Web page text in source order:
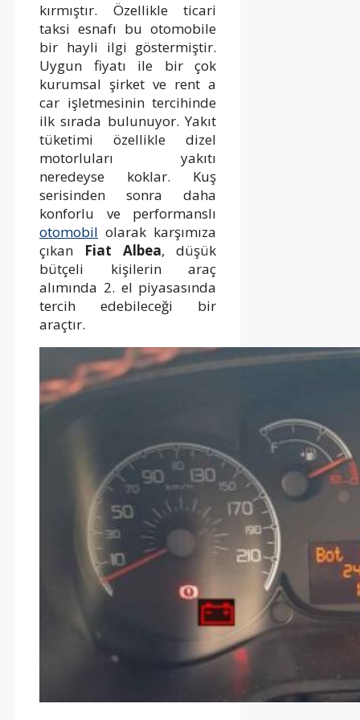
kırmıştır. Özellikle ticari
taksi esnafı bu otomobile
bir hayli ilgi göstermiştir.
Uygun fiyatı ile bir çok
kurumsal şirket ve rent a
car işletmesinin tercihinde
ilk sırada bulunuyor. Yakıt
tüketimi özellikle dizel
motorluları yakıtı
neredeyse koklar. Kuş
serisinden sonra daha
konforlu ve performanslı
otomobil olarak karşımıza
çıkan Fiat Albea, düşük
bütçeli kişilerin araç
alımında 2. el piyasasında
tercih edebileceği bir
araçtır.